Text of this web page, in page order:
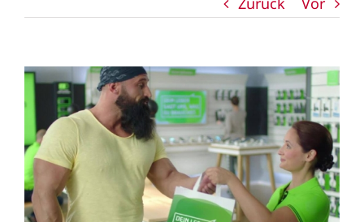
Zeige
grösseres
Bild